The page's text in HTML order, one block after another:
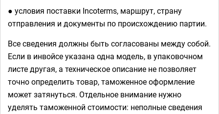
● условия поставки Incoterms, маршрут, страну
отправления и документы по происхождению партии.
Все сведения должны быть согласованы между собой.
Если в инвойсе указана одна модель, в упаковочном
листе другая, а техническое описание не позволяет
точно определить товар, таможенное оформление
может затянуться. Отдельное внимание нужно
уделять таможенной стоимости: неполные сведения